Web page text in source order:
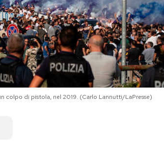
colpo di pistola, nel 2019. (Carlo Lannutti/LaPresse)